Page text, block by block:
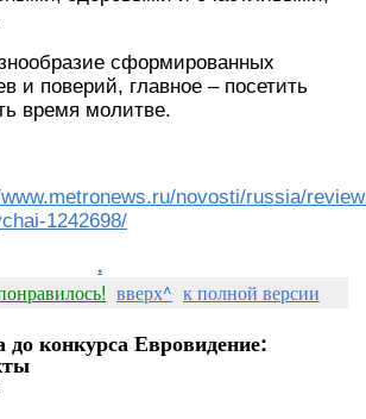
сформированных
и поверий, главное – посетить
время молитве.
novosti/russia/
1242698/
.
вверх^ к полной версии
конкурса Евровидение: